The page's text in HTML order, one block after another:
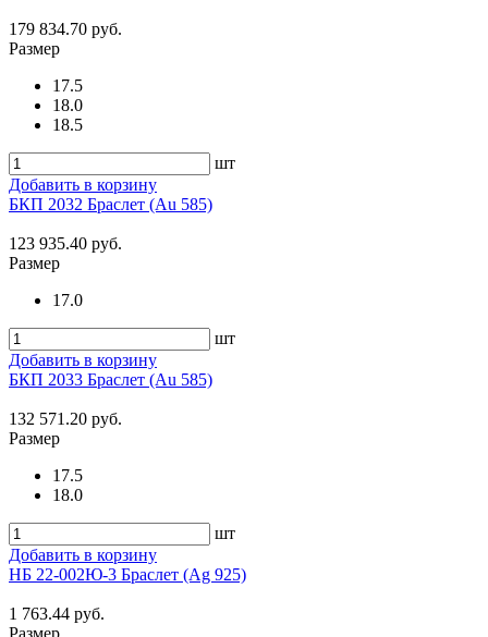
179 834.70 руб.
Размер
17.5
18.0
18.5
шт
Добавить в корзину
БКП 2032 Браслет (Au 585)
123 935.40 руб.
Размер
17.0
шт
Добавить в корзину
БКП 2033 Браслет (Au 585)
132 571.20 руб.
Размер
17.5
18.0
шт
Добавить в корзину
НБ 22-002Ю-3 Браслет (Ag 925)
1 763.44 руб.
Размер